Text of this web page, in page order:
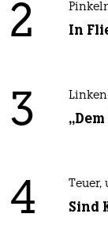
2 In
3
4 Sind